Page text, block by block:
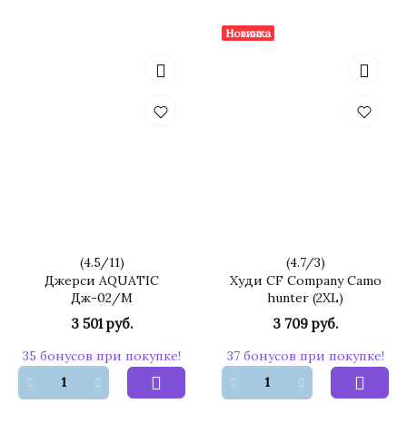
(4.5/11)
Джерси AQUATIC
Дж-02/М
3 501 руб.
35 бонусов при покупке!
Новинка
(4.7/3)
Худи CF Company Camo
hunter (2XL)
3 709 руб.
37 бонусов при покупке!